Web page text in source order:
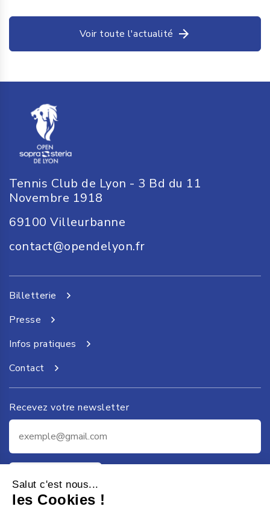
Salut c'est nous...
les Cookies !
Voir toute l'actualité
Tennis Club de Lyon - 3 Bd du 11
Novembre 1918
69100 Villeurbanne
contact@opendelyon.fr
Billetterie
Presse
Infos pratiques
Contact
Recevez votre newsletter
Je m'inscris